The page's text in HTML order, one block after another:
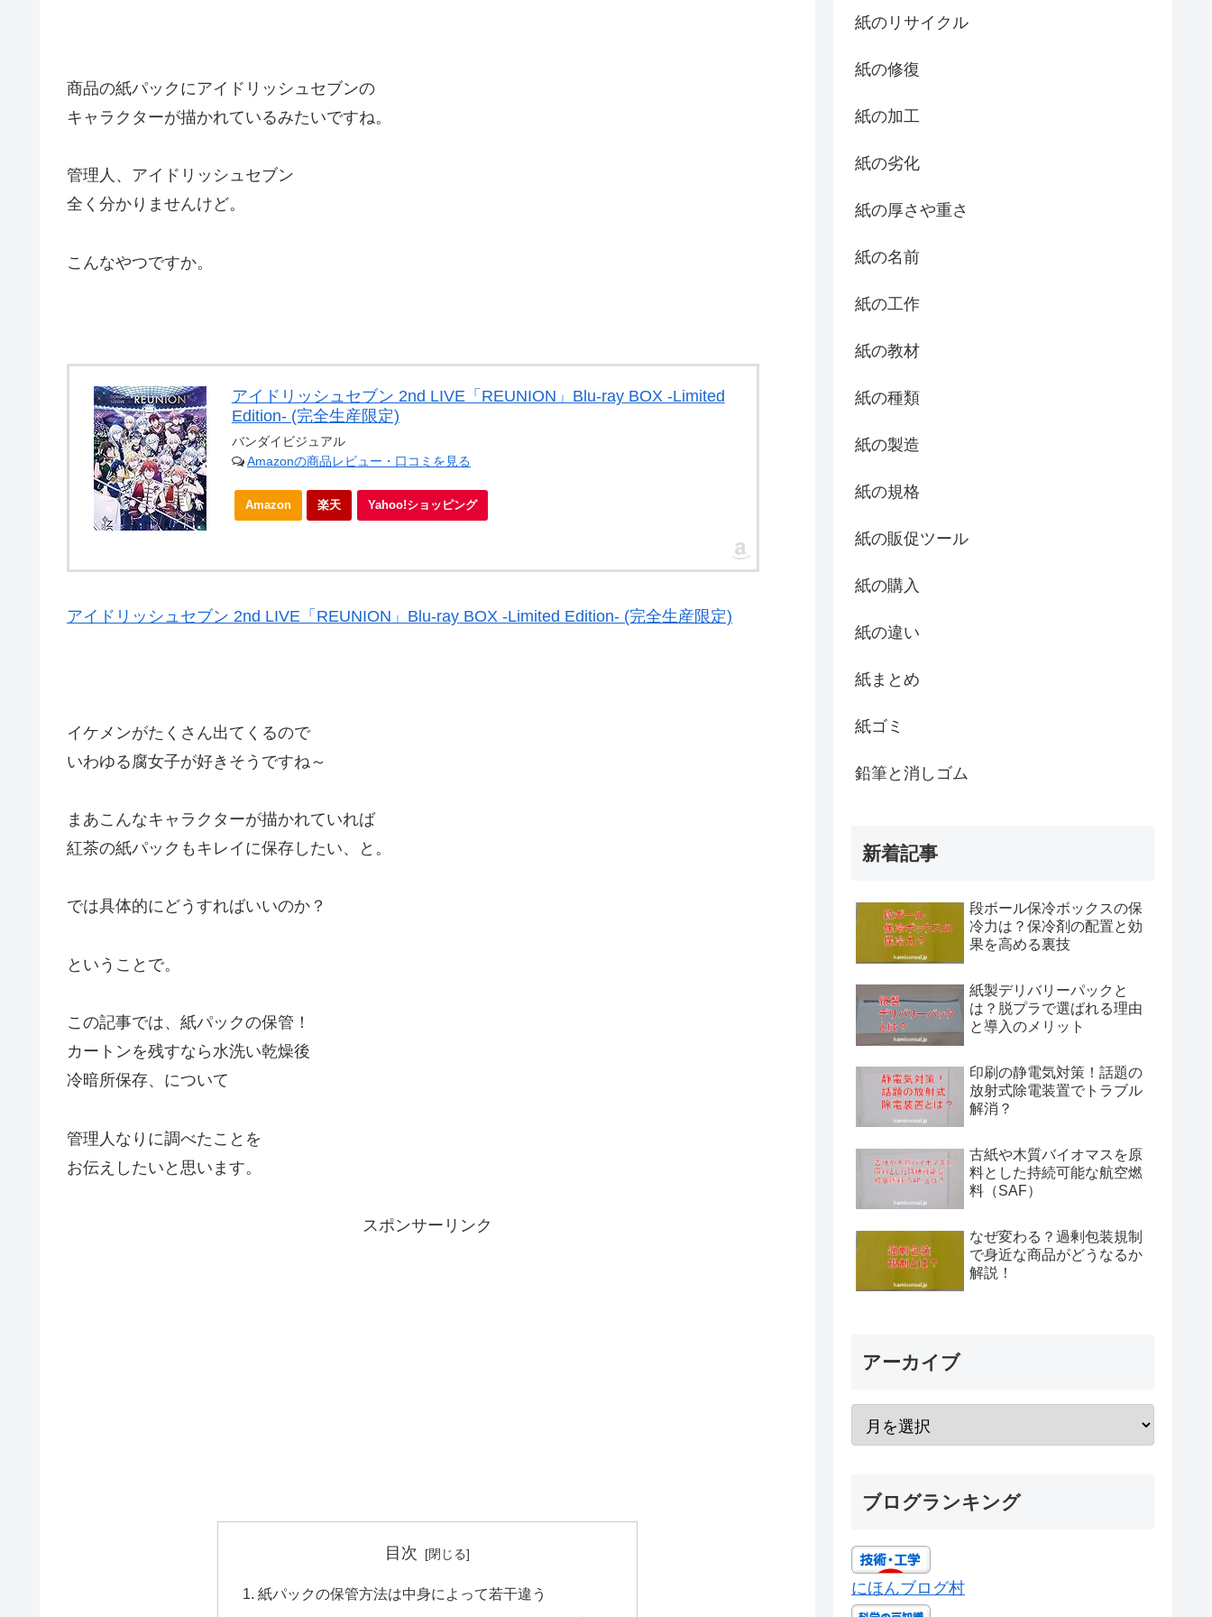
商品の紙パックにアイドリッシュセブンの
キャラクターが描かれているみたいですね。
管理人、アイドリッシュセブン
全く分かりませんけど。
こんなやつですか。
アイドリッシュセブン 2nd LIVE「REUNION」Blu-ray BOX -Limited
Edition- (完全生産限定)
バンダイビジュアル
Amazonの商品レビュー・口コミを見る
Amazon 楽天 Yahoo!ショッピング
アイドリッシュセブン 2nd LIVE「REUNION」Blu-ray BOX -Limited Edition- (完全生産限定)
イケメンがたくさん出てくるので
いわゆる腐女子が好きそうですね～
まあこんなキャラクターが描かれていれば
紅茶の紙パックもキレイに保存したい、と。
では具体的にどうすればいいのか？
ということで。
この記事では、紙パックの保管！
カートンを残すなら水洗い乾燥後
冷暗所保存、について
管理人なりに調べたことを
お伝えしたいと思います。
スポンサーリンク
目次
紙パックの保管方法は中身によって若干違う
紙のリサイクル
紙の修復
紙の加工
紙の劣化
紙の厚さや重さ
紙の名前
紙の工作
紙の教材
紙の種類
紙の製造
紙の規格
紙の販促ツール
紙の購入
紙の違い
紙まとめ
紙ゴミ
鉛筆と消しゴム
新着記事
段ボール保冷ボックスの保
冷力は？保冷剤の配置と効
果を高める裏技
紙製デリバリーパックと
は？脱プラで選ばれる理由
と導入のメリット
印刷の静電気対策！話題の
放射式除電装置でトラブル
解消？
古紙や木質バイオマスを原
料とした持続可能な航空燃
料（SAF）
なぜ変わる？過剰包装規制
で身近な商品がどうなるか
解説！
アーカイブ
ブログランキング
にほんブログ村